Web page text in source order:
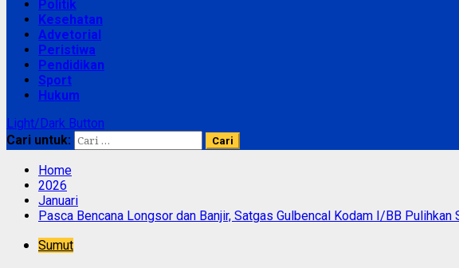
Politik
Kesehatan
Advetorial
Peristiwa
Pendidikan
Sport
Hukum
Light/Dark Button
Cari untuk:
Home
2026
Januari
Pasca Bencana Longsor dan Banjir, Satgas Gulbencal Kodam I/BB
Sumut